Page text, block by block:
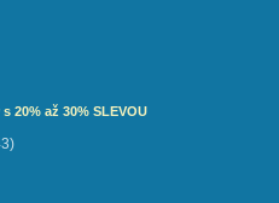
20% až 30% SLEVOU
)